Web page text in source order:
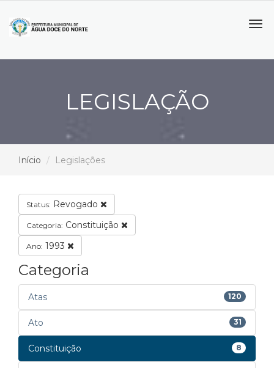
LEGISLAÇÃO
Início Legislações
Status: Revogado
Categoria: Constituição
Ano: 1993
Categoria
Atas 120
Ato 31
Constituição 8